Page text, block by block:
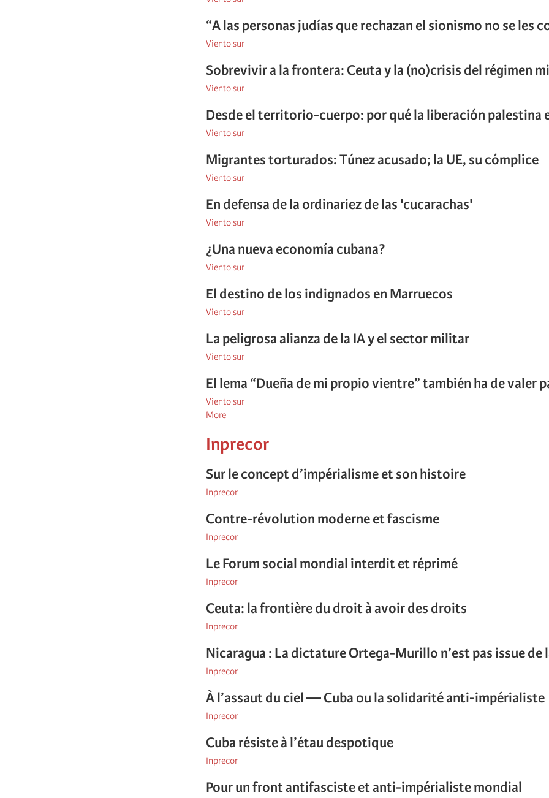
“A las personas judías que rechazan el sionismo no se les
Viento sur
Sobrevivir a la frontera: Ceuta y la (no)crisis del régimen
Viento sur
Desde el territorio-cuerpo: por qué la liberación palestina
Viento sur
Migrantes torturados: Túnez acusado; la UE, su cómplice
Viento sur
En defensa de la ordinariez de las 'cucarachas'
Viento sur
¿Una nueva economía cubana?
Viento sur
El destino de los indignados en Marruecos
Viento sur
La peligrosa alianza de la IA y el sector militar
Viento sur
El lema “Dueña de mi propio vientre” también ha de valer
Viento sur
More
Viento
Inprecor
Sur le concept d’impérialisme et son histoire
Inprecor
Contre-révolution moderne et fascisme
Inprecor
Le Forum social mondial interdit et réprimé
Inprecor
Ceuta: la frontière du droit à avoir des droits
Inprecor
Nicaragua : La dictature Ortega-Murillo n’est pas issue
Inprecor
À l’assaut du ciel — Cuba ou la solidarité anti-impérialiste
Inprecor
Cuba résiste à l’étau despotique
Inprecor
Pour un front antifasciste et anti-impérialiste mondial